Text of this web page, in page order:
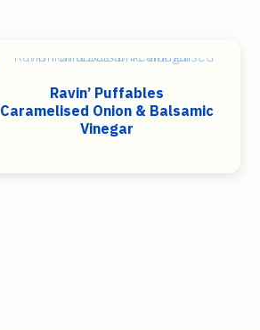
Ravin’ Puffables
Caramelised Onion & Balsamic
Vinegar